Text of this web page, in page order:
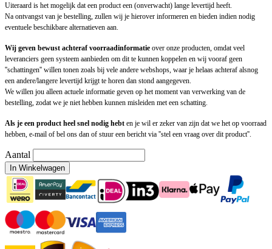
Uiteraard is het mogelijk dat een product een (onverwacht) lange levertijd heeft.
Na ontvangst van je bestelling, zullen wij je hierover informeren en bieden indien nodig
eventuele beschikbare alternatieven aan.
Wij geven bewust achteraf voorraadinformatie over onze producten, omdat veel
leveranciers geen systeem aanbieden om dit te kunnen koppelen en wij vooraf geen
''schattingen'' willen tonen zoals bij vele andere webshops, waar je helaas achteraf alsnog
een andere/langere levertijd krijgt te horen dan stond aangegeven.
We willen jou alleen actuele informatie geven op het moment van verwerking van de
bestelling, zodat we je niet hebben kunnen misleiden met een schatting.
Als je een product heel snel nodig hebt en je wil er zeker van zijn dat we het op voorraad
hebben, e-mail of bel ons dan of stuur een bericht via ''stel een vraag over dit product''.
Aantal
In Winkelwagen